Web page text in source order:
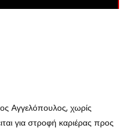
Αγγελόπουλος, χωρίς
για στροφή καριέρας προς